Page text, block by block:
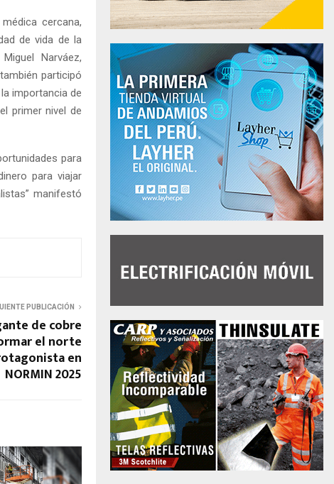
cercana,
de vida de la
Narváez,
participó
importancia de
primer nivel de
para
para viajar
manifestó
PUBLICACIÓN
de cobre
el norte
en
NORMIN 2025